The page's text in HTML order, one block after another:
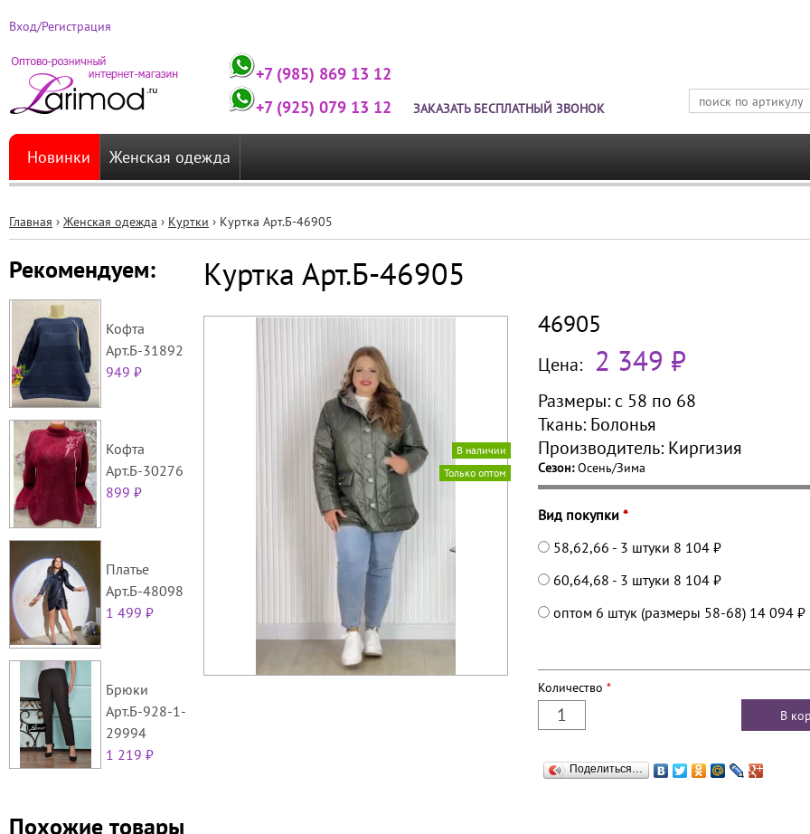
Вход/Регистрация
+7 (985) 869 13 12
+7 (925) 079 13 12
ЗАКАЗАТЬ БЕСПЛАТНЫЙ ЗВОНОК
Новинки Женская одежда
Главная › Женская одежда › Куртки › Куртка Арт.Б-46905
Рекомендуем:
Кофта
Арт.Б-31892
949 ₽
Кофта
Арт.Б-30276
899 ₽
Платье
Арт.Б-48098
1 499 ₽
Брюки
Арт.Б-928-1-
29994
1 219 ₽
Куртка Арт.Б-46905
Только оптом
В наличии
46905
Цена: 2 349 ₽
Размеры: с 58 по 68
Ткань: Болонья
Производитель: Киргизия
Сезон:Осень/Зима
Вид покупки *
58,62,66 - 3 штуки 8 104 ₽
60,64,68 - 3 штуки 8 104 ₽
оптом 6 штук (размеры 58-68) 14 094 ₽
Количество *
Поделиться…
Похожие товары